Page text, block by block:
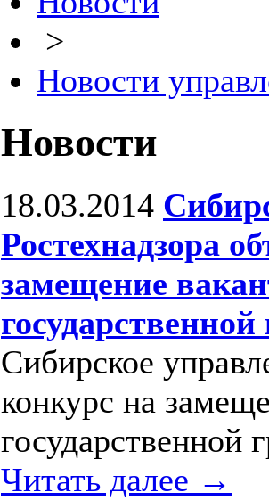
>
Новости
Новости
18.03.2014
Ростехнадзора
замещение
Сибирское
конкурс на
государственной
Читать далее →